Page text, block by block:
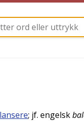
; jf. engelsk